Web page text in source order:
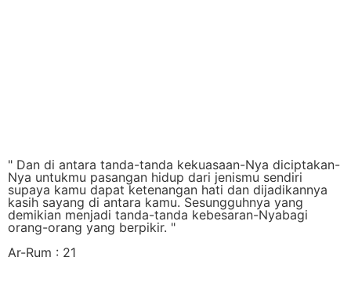
" Dan di antara tanda-tanda kekuasaan-Nya diciptakan-
Nya untukmu pasangan hidup dari jenismu sendiri
supaya kamu dapat ketenangan hati dan dijadikannya
kasih sayang di antara kamu. Sesungguhnya yang
demikian menjadi tanda-tanda kebesaran-Nyabagi
orang-orang yang berpikir. "
Ar-Rum : 21